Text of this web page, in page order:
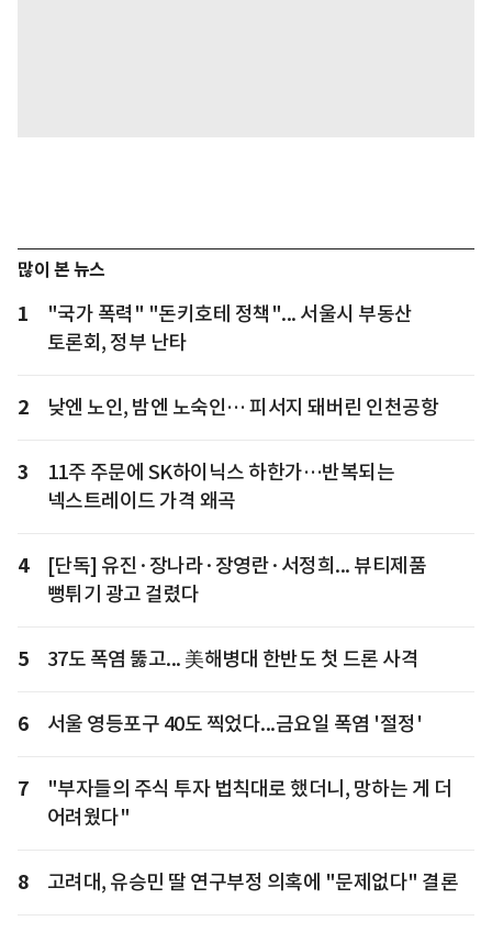
많이 본 뉴스
1
"국가 폭력" "돈키호테 정책"... 서울시 부동산
토론회, 정부 난타
2 낮엔 노인, 밤엔 노숙인… 피서지 돼버린 인천공항
3
11주 주문에 SK하이닉스 하한가…반복되는
넥스트레이드 가격 왜곡
4
[단독] 유진·장나라·장영란·서정희... 뷰티제품
뻥튀기 광고 걸렸다
5 37도 폭염 뚫고... 美해병대 한반도 첫 드론 사격
6 서울 영등포구 40도 찍었다...금요일 폭염 '절정'
7
"부자들의 주식 투자 법칙대로 했더니, 망하는 게 더
어려웠다"
8 고려대, 유승민 딸 연구부정 의혹에 "문제없다" 결론